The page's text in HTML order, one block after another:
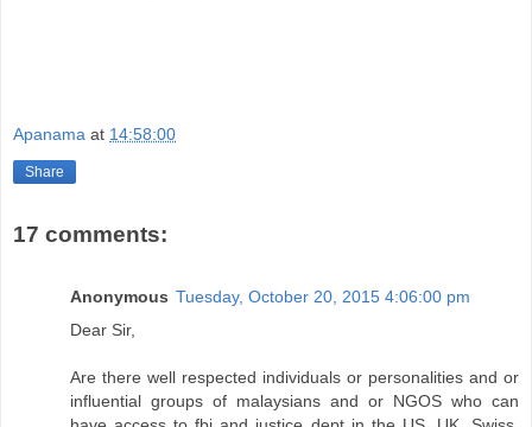
Apanama at 14:58:00
Share
17 comments:
Anonymous Tuesday, October 20, 2015 4:06:00 pm
Dear Sir,
Are there well respected individuals or personalities and or
influential groups of malaysians and or NGOS who can